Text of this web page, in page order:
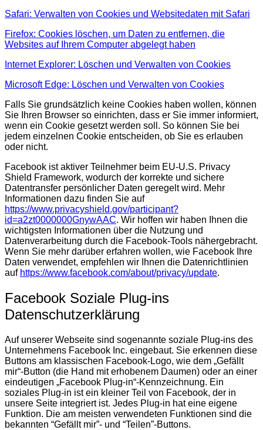
Safari: Verwalten von Cookies und Websitedaten mit Safari
Firefox: Cookies löschen, um Daten zu entfernen, die
Websites auf Ihrem Computer abgelegt haben
Internet Explorer: Löschen und Verwalten von Cookies
Microsoft Edge: Löschen und Verwalten von Cookies
Falls Sie grundsätzlich keine Cookies haben wollen, können
Sie Ihren Browser so einrichten, dass er Sie immer informiert,
wenn ein Cookie gesetzt werden soll. So können Sie bei
jedem einzelnen Cookie entscheiden, ob Sie es erlauben
oder nicht.
Facebook ist aktiver Teilnehmer beim EU-U.S. Privacy
Shield Framework, wodurch der korrekte und sichere
Datentransfer persönlicher Daten geregelt wird. Mehr
Informationen dazu finden Sie auf
https://www.privacyshield.gov/participant?
id=a2zt0000000GnywAAC. Wir hoffen wir haben Ihnen die
wichtigsten Informationen über die Nutzung und
Datenverarbeitung durch die Facebook-Tools nähergebracht.
Wenn Sie mehr darüber erfahren wollen, wie Facebook Ihre
Daten verwendet, empfehlen wir Ihnen die Datenrichtlinien
auf https://www.facebook.com/about/privacy/update.
Facebook Soziale Plug-ins
Datenschutzerklärung
Auf unserer Webseite sind sogenannte soziale Plug-ins des
Unternehmens Facebook Inc. eingebaut. Sie erkennen diese
Buttons am klassischen Facebook-Logo, wie dem „Gefällt
mir“-Button (die Hand mit erhobenem Daumen) oder an einer
eindeutigen „Facebook Plug-in“-Kennzeichnung. Ein
soziales Plug-in ist ein kleiner Teil von Facebook, der in
unsere Seite integriert ist. Jedes Plug-in hat eine eigene
Funktion. Die am meisten verwendeten Funktionen sind die
bekannten “Gefällt mir”- und “Teilen”-Buttons.